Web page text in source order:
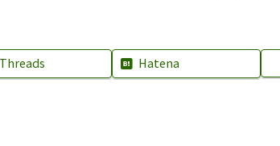
Threads Hatena